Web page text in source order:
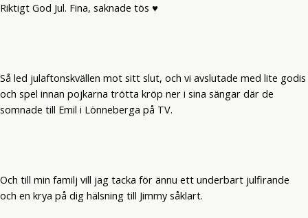
Riktigt God Jul. Fina, saknade tös ♥
Så led julaftonskvällen mot sitt slut, och vi avslutade med lite godis
och spel innan pojkarna trötta kröp ner i sina sängar där de
somnade till Emil i Lönneberga på TV.
Och till min familj vill jag tacka för ännu ett underbart julfirande
och en krya på dig hälsning till Jimmy såklart.